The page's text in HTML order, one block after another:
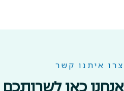
צרו איתנו קשר